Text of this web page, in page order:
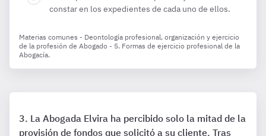
constar en los expedientes de cada uno de ellos.
Materias comunes - Deontología profesional, organización y ejercicio
de la profesión de Abogado - 5. Formas de ejercicio profesional de la
Abogacía.
La Abogada Elvira ha percibido solo la mitad de la
provisión de fondos que solicitó a su cliente. Tras